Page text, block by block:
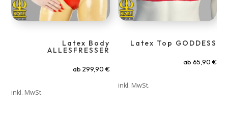
Latex Body
ALLESFRESSER
ab 299,90 €
inkl. MwSt.
Latex Top GODDESS
ab 65,90 €
inkl. MwSt.